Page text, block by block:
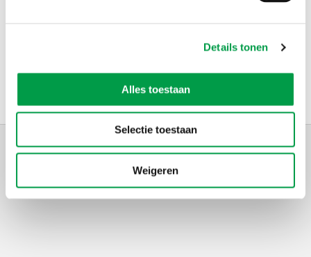
Details tonen
Alles toestaan
Selectie toestaan
Weigeren